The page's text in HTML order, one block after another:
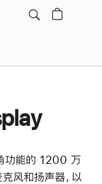
功能的 1200 万
风和扬声器，以